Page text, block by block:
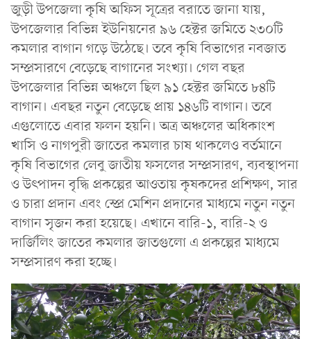
জুড়ী উপজেলা কৃষি অফিস সূত্রের বরাতে জানা যায়,
উপজেলার বিভিন্ন ইউনিয়নের ৯৬ হেক্টর জমিতে ২৩০টি
কমলার বাগান গড়ে উঠেছে। তবে কৃষি বিভাগের নবজাত
সম্প্রসারণে বেড়েছে বাগানের সংখ্যা। গেল বছর
উপজেলার বিভিন্ন অঞ্চলে ছিল ৯১ হেক্টর জমিতে ৮৪টি
বাগান। এবছর নতুন বেড়েছে প্রায় ১৪৬টি বাগান। তবে
এগুলোতে এবার ফলন হয়নি। অত্র অঞ্চলের অধিকাংশ
খাসি ও নাগপুরী জাতের কমলার চাষ থাকলেও বর্তমানে
কৃষি বিভাগের লেবু জাতীয় ফসলের সম্প্রসারণ, ব্যবস্থাপনা
ও উৎপাদন বৃদ্ধি প্রকল্পের আওতায় কৃষকদের প্রশিক্ষণ, সার
ও চারা প্রদান এবং স্প্রে মেশিন প্রদানের মাধ্যমে নতুন নতুন
বাগান সৃজন করা হয়েছে। এখানে বারি-১, বারি-২ ও
দার্জিলিং জাতের কমলার জাতগুলো এ প্রকল্পের মাধ্যমে
সম্প্রসারণ করা হচ্ছে।